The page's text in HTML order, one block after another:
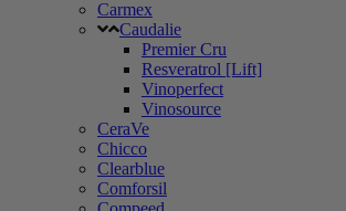
Carmex
Caudalie
Premier Cru
Resveratrol [Lift]
Vinoperfect
Vinosource
CeraVe
Chicco
Clearblue
Comforsil